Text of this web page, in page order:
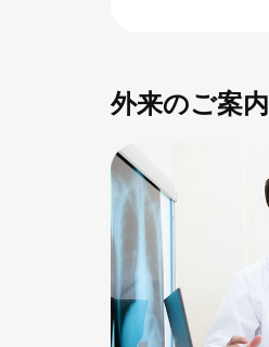
外来のご案内